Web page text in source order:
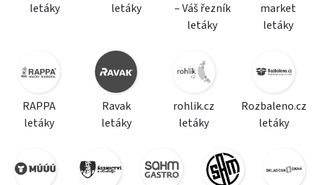
letáky
letáky
– Váš řezník
letáky
market
letáky
RAPPA
letáky
Ravak
letáky
rohlik.cz
letáky
Rozbaleno.cz
letáky